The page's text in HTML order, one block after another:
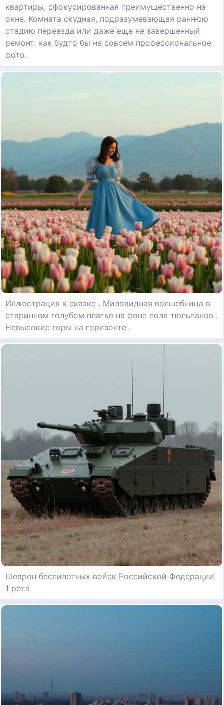
квартиры, сфокусированная преимущественно на
окне. Комната скудная, подразумевающая раннюю
стадию переезда или даже еще не завершенный
ремонт. как будто бы не совсем профессиональное
фото.
Иллюстрация к сказке . Миловидная волшебница в
старинном голубом платье на фоне поля тюльпанов .
Невысокие горы на горизонте .
Шеврон беспилотных войск Российской Федерации
1 рота